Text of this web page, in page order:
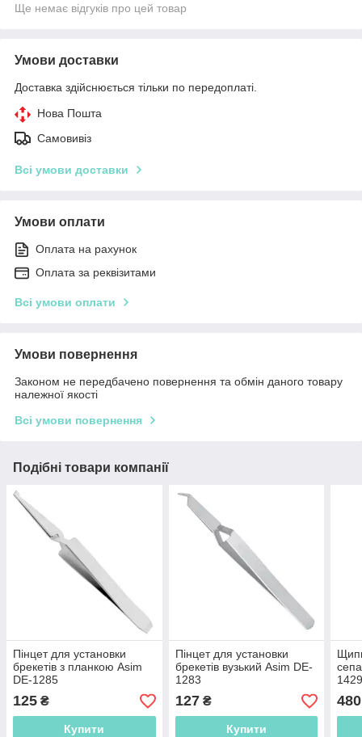
Ще немає відгуків про цей товар
Умови доставки
Доставка здійснюється тільки по передоплаті.
Нова Пошта
Самовивіз
Всі умови доставки
Умови оплати
Оплата на рахунок
Оплата за реквізитами
Всі умови оплати
Умови повернення
Законом не передбачено повернення та обмін даного товару
належної якості
Всі умови повернення
Подібні товари компанії
Пінцет для установки
брекетів з планкою Asim
DE-1285
125 ₴
Купити
Пінцет для установки
брекетів вузький Asim DE-
1283
127₴
Купити
480